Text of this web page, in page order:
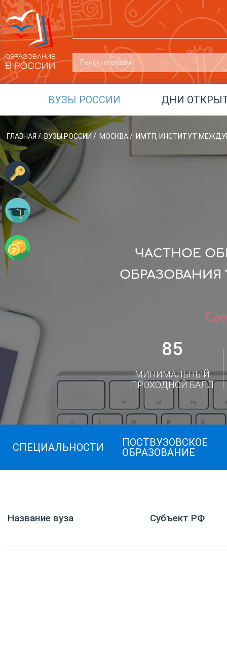
ВУЗЫ РОССИИ ДНИ
ГЛАВНАЯ/ ВУЗЫ РОССИИ / МОСКВА/ ИМТП, ИНСТИТУТ
ЧАСТНОЕ
85
МИНИМАЛЬНЫЙ
ПРОХОДНОЙ БАЛЛ
СПЕЦИАЛЬНОСТИ
ПОСТВУЗОВСКОЕ
ОБРАЗОВАНИЕ
Название вуза Субъект РФ